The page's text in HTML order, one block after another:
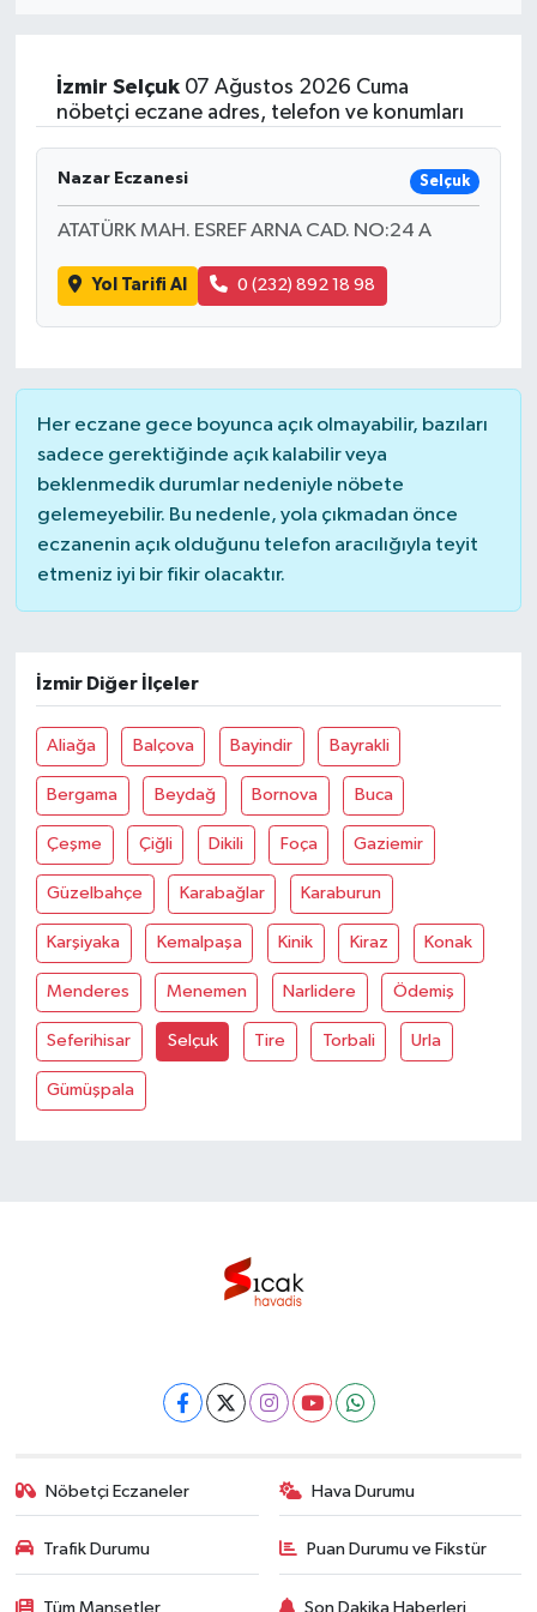
İzmir Selçuk07 Ağustos 2026 Cuma
nöbetçi eczane adres, telefon ve konumları
Nazar Eczanesi Selçuk
ATATÜRK MAH. ESREF ARNA CAD. NO:24 A
Yol Tarifi Al 0 (232) 892 18 98
Her eczane gece boyunca açık olmayabilir, bazıları
sadece gerektiğinde açık kalabilir veya
beklenmedik durumlar nedeniyle nöbete
gelemeyebilir. Bu nedenle, yola çıkmadan önce
eczanenin açık olduğunu telefon aracılığıyla teyit
etmeniz iyi bir fikir olacaktır.
İzmir Diğer İlçeler
Aliağa Balçova Bayindir Bayrakli
Bergama Beydağ Bornova Buca
Çeşme Çiğli Dikili Foça Gaziemir
Güzelbahçe Karabağlar Karaburun
Karşiyaka Kemalpaşa Kinik Kiraz Konak
Menderes Menemen Narlidere Ödemiş
Seferihisar Selçuk Tire Torbali Urla
Gümüşpala
Nöbetçi Eczaneler Hava Durumu
Trafik Durumu Puan Durumu ve Fikstür
Tüm Manşetler Son Dakika Haberleri
Sağlık
Magazin
Gündem
Bilim